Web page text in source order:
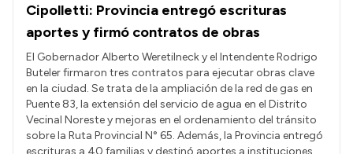
Cipolletti: Provincia entregó escrituras
aportes y firmó contratos de obras
El Gobernador Alberto Weretilneck y el Intendente Rodrigo
Buteler firmaron tres contratos para ejecutar obras clave
en la ciudad. Se trata de la ampliación de la red de gas en
Puente 83, la extensión del servicio de agua en el Distrito
Vecinal Noreste y mejoras en el ordenamiento del tránsito
sobre la Ruta Provincial N° 65. Además, la Provincia entregó
escrituras a 40 familias y destinó aportes a instituciones